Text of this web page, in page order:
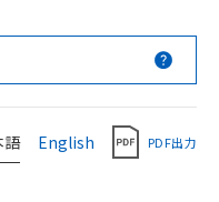
語 English PDF出力